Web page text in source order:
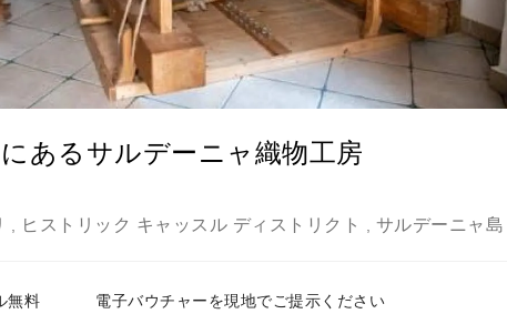
あるサルデーニャ織物工房
ヒストリック キャッスル ディストリクト サルデーニャ島
無料 電子バウチャーを現地でご提示ください